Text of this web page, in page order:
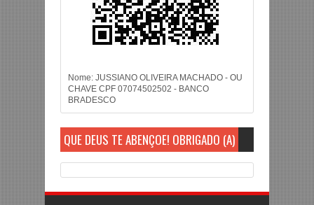
Nome: JUSSIANO OLIVEIRA MACHADO - OU
CHAVE CPF 07074502502 - BANCO
BRADESCO
QUE DEUS TE ABENÇOE! OBRIGADO (A)